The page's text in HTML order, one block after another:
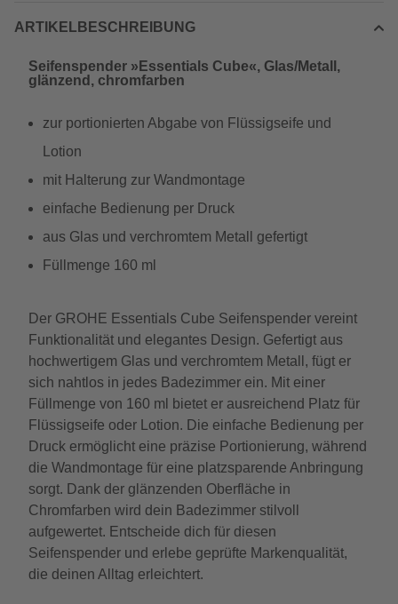
ARTIKELBESCHREIBUNG
Seifenspender »Essentials Cube«, Glas/Metall,
glänzend, chromfarben
zur portionierten Abgabe von Flüssigseife und
Lotion
mit Halterung zur Wandmontage
einfache Bedienung per Druck
aus Glas und verchromtem Metall gefertigt
Füllmenge 160 ml
Der GROHE Essentials Cube Seifenspender vereint
Funktionalität und elegantes Design. Gefertigt aus
hochwertigem Glas und verchromtem Metall, fügt er
sich nahtlos in jedes Badezimmer ein. Mit einer
Füllmenge von 160 ml bietet er ausreichend Platz für
Flüssigseife oder Lotion. Die einfache Bedienung per
Druck ermöglicht eine präzise Portionierung, während
die Wandmontage für eine platzsparende Anbringung
sorgt. Dank der glänzenden Oberfläche in
Chromfarben wird dein Badezimmer stilvoll
aufgewertet. Entscheide dich für diesen
Seifenspender und erlebe geprüfte Markenqualität,
die deinen Alltag erleichtert.